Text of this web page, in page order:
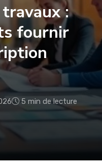
:
fournir
5 min de lecture